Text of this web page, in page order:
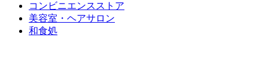
コンビニエンスストア
美容室・ヘアサロン
和食処